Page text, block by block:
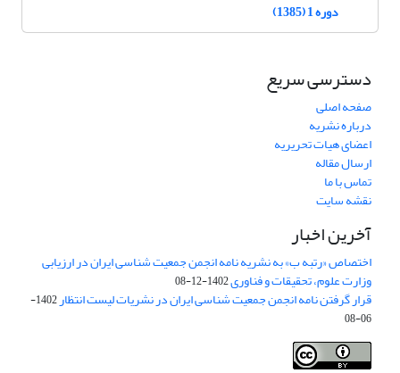
دوره 1 (1385)
دسترسی سریع
صفحه اصلی
درباره نشریه
اعضای هیات تحریریه
ارسال مقاله
تماس با ما
نقشه سایت
آخرین اخبار
اختصاص «رتبه ب» به نشریه نامه انجمن جمعیت شناسی ایران در ارزیابی
وزارت علوم، تحقیقات و فناوری1402-12-08
قرار گرفتن نامه انجمن جمعیت شناسی ایران در نشریات لیست انتظار
1402-
06-08